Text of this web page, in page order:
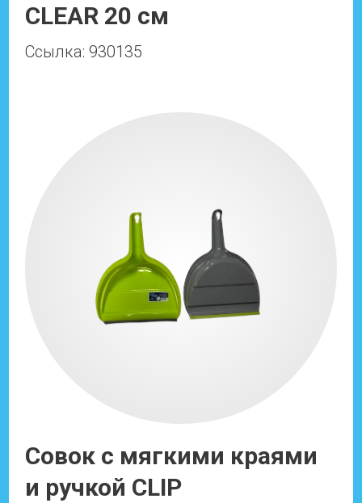
CLEAR 20 см
Ссылка: 930135
Совок с мягкими краями
и ручкой CLIP